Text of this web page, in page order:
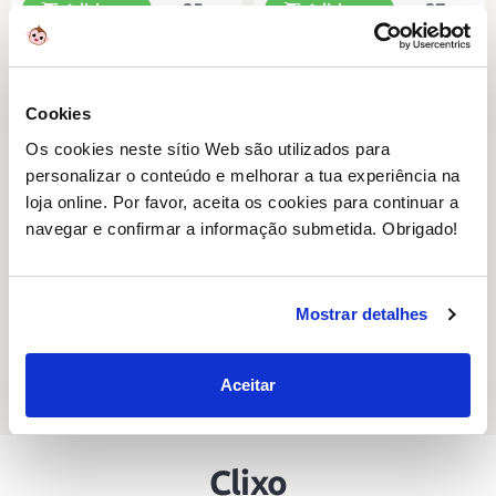
Cookies
Os cookies neste sítio Web são utilizados para
personalizar o conteúdo e melhorar a tua experiência na
loja online. Por favor, aceita os cookies para continuar a
navegar e confirmar a informação submetida. Obrigado!
Mostrar detalhes
Aceitar
25
Adicionar
Clique e construa tudo o que possa
37
Adicionar
,95€
+6
Clixo